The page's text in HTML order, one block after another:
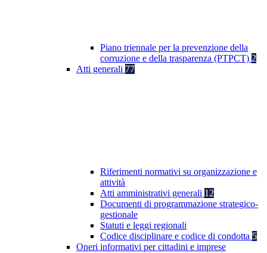
Piano triennale per la prevenzione della
corruzione e della trasparenza (PTPCT) 2
Atti generali 77
Riferimenti normativi su organizzazione e
attività
Atti amministrativi generali 12
Documenti di programmazione strategico-
gestionale
Statuti e leggi regionali
Codice disciplinare e codice di condotta 5
Oneri informativi per cittadini e imprese